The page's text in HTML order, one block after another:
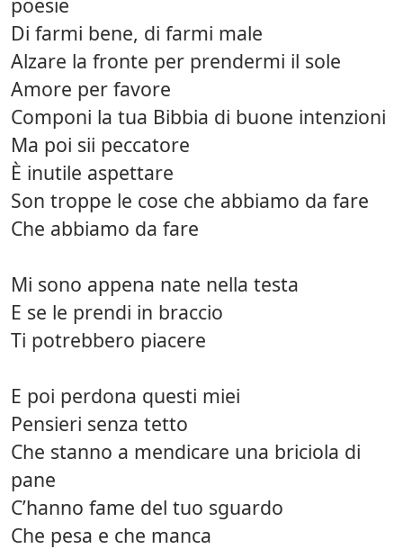
Di farmi bene, di farmi male
Alzare la fronte per prendermi il sole
Amore per favore
Componi la tua Bibbia di buone intenzioni
Ma poi sii peccatore
È inutile aspettare
Son troppe le cose che abbiamo da fare
Che abbiamo da fare
Mi sono appena nate nella testa
E se le prendi in braccio
Ti potrebbero piacere
E poi perdona questi miei
Pensieri senza tetto
Che stanno a mendicare una briciola di
pane
C’hanno fame del tuo sguardo
Che pesa e che manca